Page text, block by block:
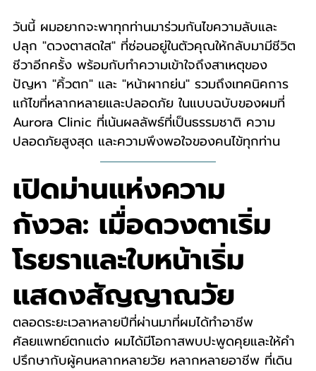
วันนี้ ผมอยากจะพาทุกท่านมาร่วมกันไขความลับและ
ปลุก "ดวงตาสดใส" ที่ซ่อนอยู่ในตัวคุณให้กลับมามีชีวิต
ชีวาอีกครั้ง พร้อมกับทำความเข้าใจถึงสาเหตุของ
ปัญหา "คิ้วตก" และ "หน้าผากย่น" รวมถึงเทคนิคการ
แก้ไขที่หลากหลายและปลอดภัย ในแบบฉบับของผมที่
Aurora Clinic ที่เน้นผลลัพธ์ที่เป็นธรรมชาติ ความ
ปลอดภัยสูงสุด และความพึงพอใจของคนไข้ทุกท่าน
เปิดม่านแห่งความ
กังวล: เมื่อดวงตาเริ่ม
โรยราและใบหน้าเริ่ม
แสดงสัญญาณวัย
ตลอดระยะเวลาหลายปีที่ผ่านมาที่ผมได้ทำอาชีพ
ศัลยแพทย์ตกแต่ง ผมได้มีโอกาสพบปะพูดคุยและให้คำ
ปรึกษากับผู้คนหลากหลายวัย หลากหลายอาชีพ ที่เดิน